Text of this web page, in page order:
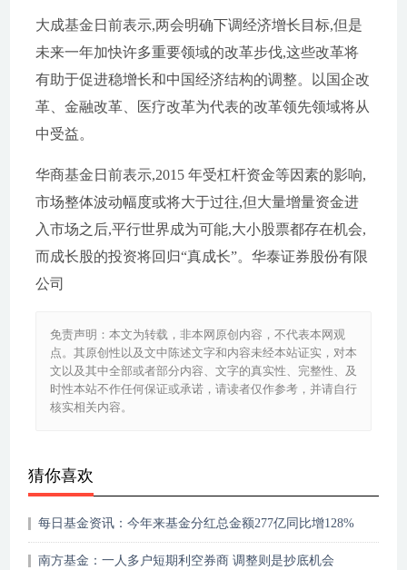
大成基金日前表示,两会明确下调经济增长目标,但是
未来一年加快许多重要领域的改革步伐,这些改革将
有助于促进稳增长和中国经济结构的调整。以国企改
革、金融改革、医疗改革为代表的改革领先领域将从
中受益。
华商基金日前表示,2015 年受杠杆资金等因素的影响,
市场整体波动幅度或将大于过往,但大量增量资金进
入市场之后,平行世界成为可能,大小股票都存在机会,
而成长股的投资将回归“真成长”。华泰证券股份有限
公司
免责声明：本文为转载，非本网原创内容，不代表本网观
点。其原创性以及文中陈述文字和内容未经本站证实，对本
文以及其中全部或者部分内容、文字的真实性、完整性、及
时性本站不作任何保证或承诺，请读者仅作参考，并请自行
核实相关内容。
猜你喜欢
每日基金资讯：今年来基金分红总金额277亿同比增128%
南方基金：一人多户短期利空券商 调整则是抄底机会